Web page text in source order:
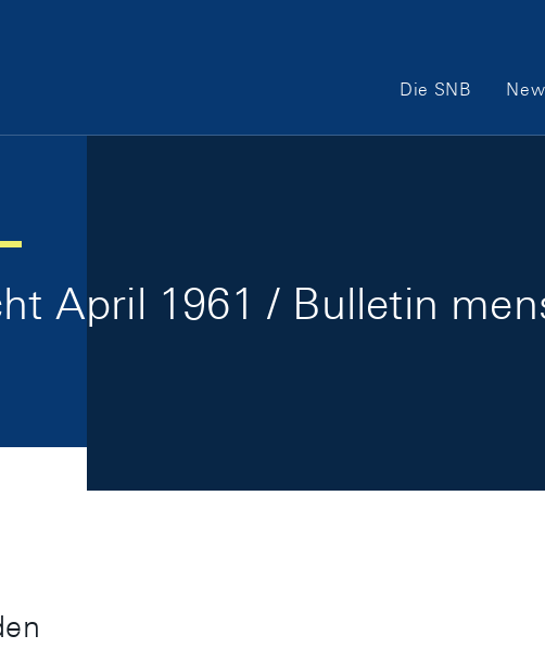
Hauptnavigation
Die SNB
April 1961 / Bulletin